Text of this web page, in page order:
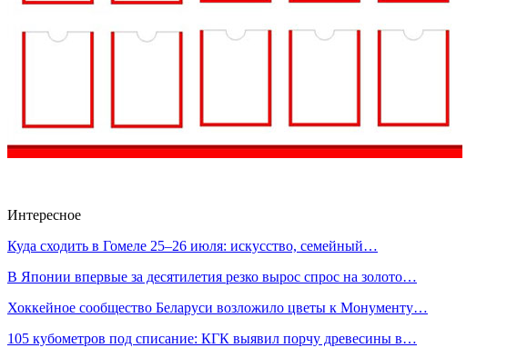
Интересное
Куда сходить в Гомеле 25–26 июля: искусство, семейный…
В Японии впервые за десятилетия резко вырос спрос на золото…
Хоккейное сообщество Беларуси возложило цветы к Монументу…
105 кубометров под списание: КГК выявил порчу древесины в…